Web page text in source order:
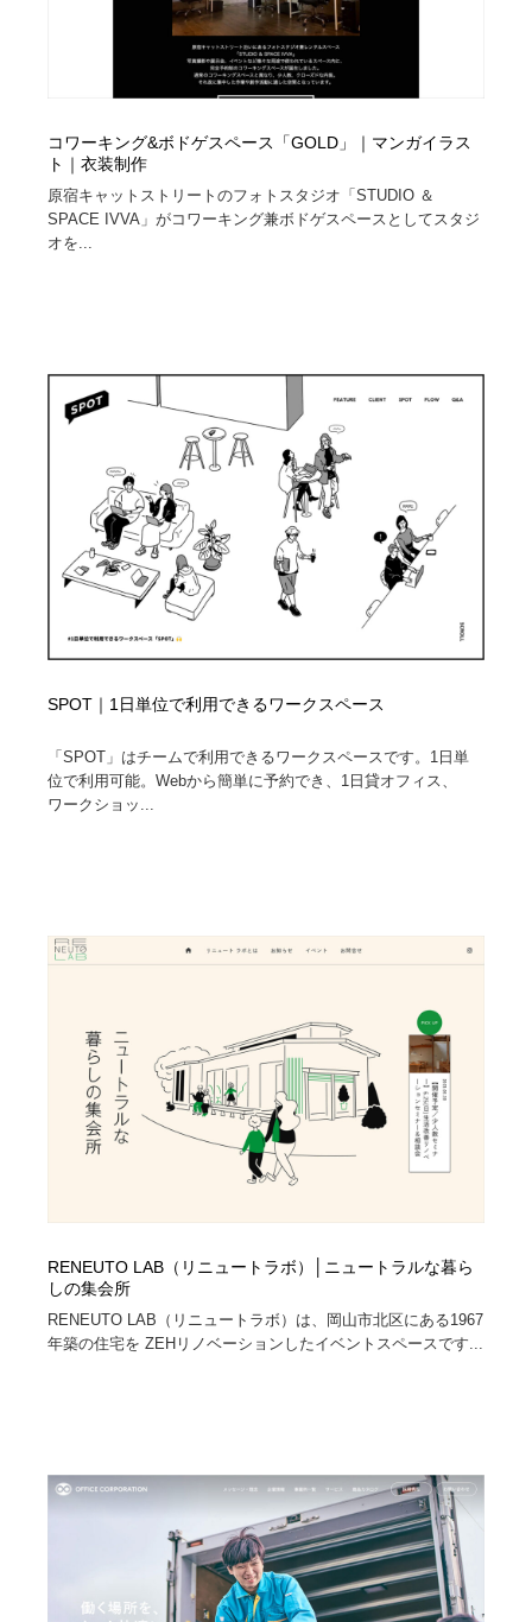
コワーキング&ボドゲスペース「GOLD」｜マンガイラス
ト｜衣装制作
原宿キャットストリートのフォトスタジオ「STUDIO ＆
SPACE IVVA」がコワーキング兼ボドゲスペースとしてスタジ
オを...
SPOT｜1日単位で利用できるワークスペース
「SPOT」はチームで利用できるワークスペースです。1日単
位で利用可能。Webから簡単に予約でき、1日貸オフィス、
ワークショッ...
RENEUTO LAB（リニュートラボ）│ニュートラルな暮ら
しの集会所
RENEUTO LAB（リニュートラボ）は、岡山市北区にある1967
年築の住宅を ZEHリノベーションしたイベントスペースです...